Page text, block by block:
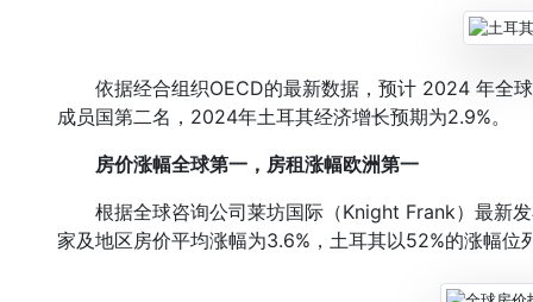
依据经合组织OECD的最新数据，预计 2024 年全球
成员国第二名，2024年土耳其经济增长预期为2.9%。
房价涨幅全球第一，房租涨幅欧洲第一
根据全球咨询公司莱坊国际（Knight Frank）最新
家及地区房价平均涨幅为3.6%，土耳其以52%的涨幅位